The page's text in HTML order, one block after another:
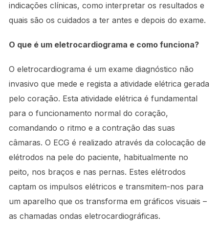
indicações clínicas, como interpretar os resultados e
quais são os cuidados a ter antes e depois do exame.
O que é um eletrocardiograma e como funciona?
O eletrocardiograma é um exame diagnóstico não
invasivo que mede e regista a atividade elétrica gerada
pelo coração. Esta atividade elétrica é fundamental
para o funcionamento normal do coração,
comandando o ritmo e a contração das suas
câmaras. O ECG é realizado através da colocação de
elétrodos na pele do paciente, habitualmente no
peito, nos braços e nas pernas. Estes elétrodos
captam os impulsos elétricos e transmitem-nos para
um aparelho que os transforma em gráficos visuais –
as chamadas ondas eletrocardiográficas.